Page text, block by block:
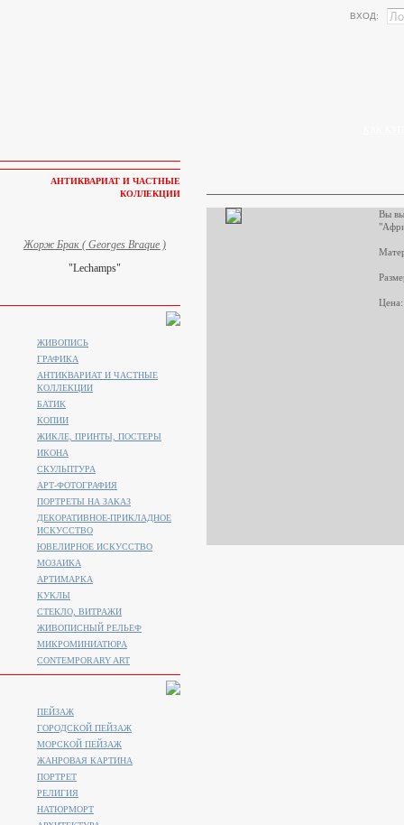
ВХОД:
Вы
АНТИКВАРИАТ И ЧАСТНЫЕ
КОЛЛЕКЦИИ
Жорж Брак ( Georges Braque )
"Lechamps"
ЖИВОПИСЬ
ГРАФИКА
АНТИКВАРИАТ И ЧАСТНЫЕ
КОЛЛЕКЦИИ
БАТИК
КОПИИ
ЖИКЛЕ, ПРИНТЫ, ПОСТЕРЫ
ИКОНА
СКУЛЬПТУРА
АРТ-ФОТОГРАФИЯ
ПОРТРЕТЫ НА ЗАКАЗ
ДЕКОРАТИВНОЕ-ПРИКЛАДНОЕ
ИСКУССТВО
ЮВЕЛИРНОЕ ИСКУССТВО
МОЗАИКА
АРТИМАРКА
КУКЛЫ
СТЕКЛО, ВИТРАЖИ
ЖИВОПИСНЫЙ РЕЛЬЕФ
МИКРОМИНИАТЮРА
CONTEMPORARY ART
ПЕЙЗАЖ
ГОРОДСКОЙ ПЕЙЗАЖ
МОРСКОЙ ПЕЙЗАЖ
ЖАНРОВАЯ КАРТИНА
ПОРТРЕТ
РЕЛИГИЯ
НАТЮРМОРТ